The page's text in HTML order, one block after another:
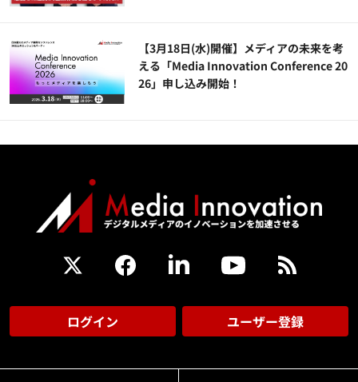
【3月18日(水)開催】メディアの未来を考
える「Media Innovation Conference 20
26」申し込み開始！
ログイン ユーザー登録